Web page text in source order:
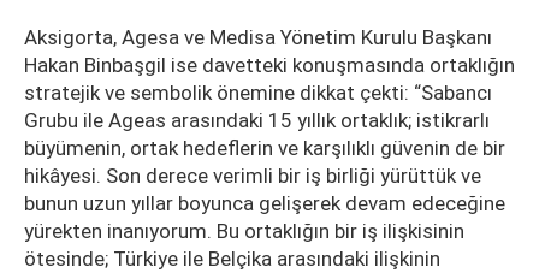
Aksigorta, Agesa ve Medisa Yönetim Kurulu Başkanı
Hakan Binbaşgil ise davetteki konuşmasında ortaklığın
stratejik ve sembolik önemine dikkat çekti: “Sabancı
Grubu ile Ageas arasındaki 15 yıllık ortaklık; istikrarlı
büyümenin, ortak hedeflerin ve karşılıklı güvenin de bir
hikâyesi. Son derece verimli bir iş birliği yürüttük ve
bunun uzun yıllar boyunca gelişerek devam edeceğine
yürekten inanıyorum. Bu ortaklığın bir iş ilişkisinin
ötesinde; Türkiye ile Belçika arasındaki ilişkinin